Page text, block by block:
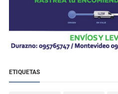
ETIQUETAS